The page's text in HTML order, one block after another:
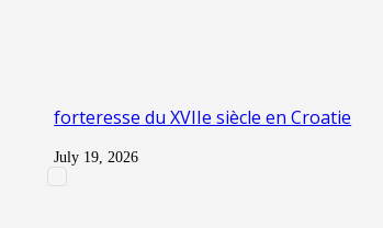
forteresse du XVIIe siècle en Croatie
July 19, 2026